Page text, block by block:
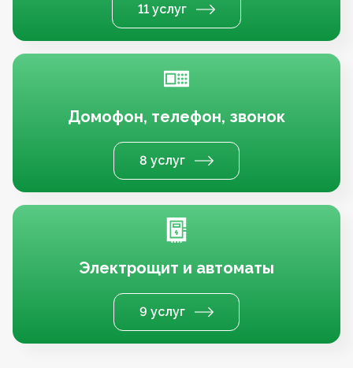
11 услуг
Домофон, телефон, звонок
8 услуг
Электрощит и автоматы
9 услуг